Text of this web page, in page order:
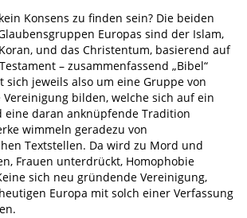
Konsens zu finden sein? Die beiden
Europas sind der Islam,
und das Christentum, basierend auf
– zusammenfassend „Bibel“
sich jeweils also um eine Gruppe von
Vereinigung bilden, welche sich auf ein
eine daran anknüpfende Tradition
wimmeln geradezu von
Textstellen. Da wird zu Mord und
Frauen unterdrückt, Homophobie
sich neu gründende Vereinigung,
Europa mit solch einer Verfassung